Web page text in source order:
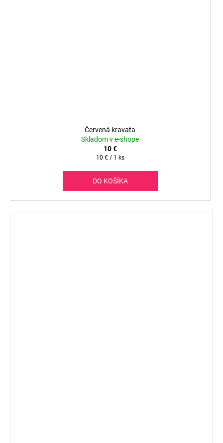
Červená kravata
Skladom v e-shope
10 €
Jednotková
10 € / 1 ks
DO KOŠÍKA